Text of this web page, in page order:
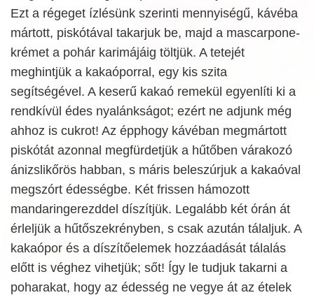
Ezt a régeget ízlésünk szerinti mennyiségű, kávéba
mártott, piskótával takarjuk be, majd a mascarpone-
krémet a pohár karimájáig töltjük. A tetejét
meghintjük a kakaóporral, egy kis szita
segítségével. A keserű kakaó remekül egyenlíti ki a
rendkívül édes nyalánkságot; ezért ne adjunk még
ahhoz is cukrot! Az épphogy kávéban megmártott
piskótát azonnal megfürdetjük a hűtőben várakozó
ánizslikőrös habban, s máris beleszúrjuk a kakaóval
megszórt édességbe. Két frissen hámozott
mandaringerezddel díszítjük. Legalább két órán át
érleljük a hűtőszekrényben, s csak azután tálaljuk. A
kakaópor és a díszítőelemek hozzáadását tálalás
előtt is véghez vihetjük; sőt! Így le tudjuk takarni a
poharakat, hogy az édesség ne vegye át az ételek